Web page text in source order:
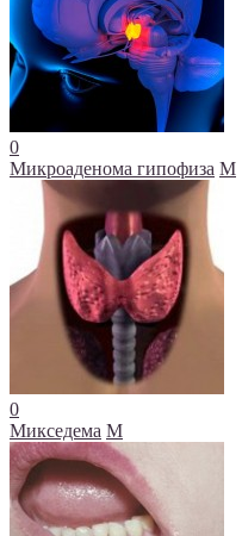
0
Микроаденома гипофиза М
0
Микседема М